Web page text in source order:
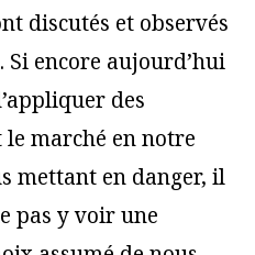
discutés et observés
Si encore aujourd’hui
des
marché en notre
mettant en danger, il
pas y voir une